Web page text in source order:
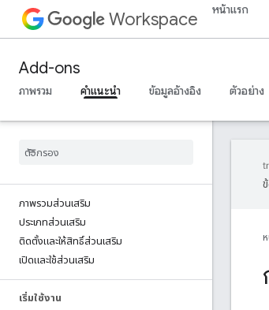
Workspace หน้าแรก
Add-ons
ภาพรวม คำแนะนำ ข้อมูลอ้างอิง ตัวอย่าง
ภาพรวมส่วนเสริม
ประเภทส่วนเสริม
ติดตั้งและให้สิทธิ์ส่วนเสริม
เปิดและใช้ส่วนเสริม
เริ่มใช้งาน